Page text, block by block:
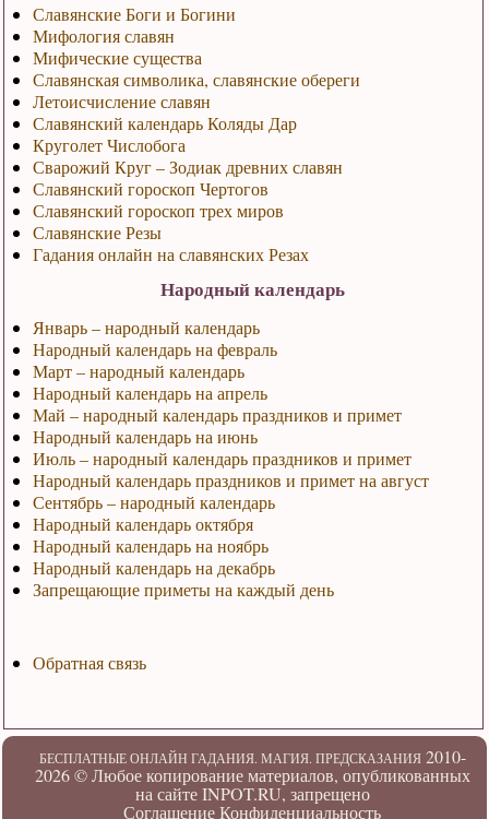
Славянские Боги и Богини
Мифология славян
Мифические существа
Славянская символика, славянские обереги
Летоисчисление славян
Славянский календарь Коляды Дар
Круголет Числобога
Сварожий Круг – Зодиак древних славян
Славянский гороскоп Чертогов
Славянский гороскоп трех миров
Славянские Резы
Гадания онлайн на славянских Резах
Народный календарь
Январь – народный календарь
Народный календарь на февраль
Март – народный календарь
Народный календарь на апрель
Май – народный календарь праздников и примет
Народный календарь на июнь
Июль – народный календарь праздников и примет
Народный календарь праздников и примет на август
Сентябрь – народный календарь
Народный календарь октября
Народный календарь на ноябрь
Народный календарь на декабрь
Запрещающие приметы на каждый день
Обратная связь
БЕСПЛАТНЫЕ ОНЛАЙН ГАДАНИЯ. МАГИЯ. ПРЕДСКАЗАНИЯ2010-
2026 ©Любое копирование материалов, опубликованных
на сайте INPOT.RU, запрещено
Соглашение Конфиденциальность